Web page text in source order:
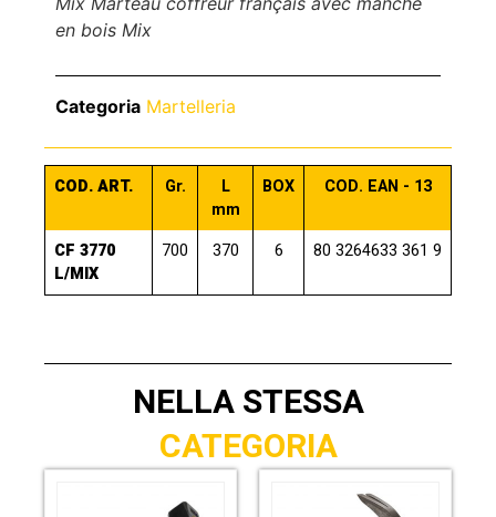
en bois Mix
Categoria Martelleria
COD. ART. Gr.
L
mm
BOX COD. EAN - 13
CF 3770
L/MIX
700 370 6 80 3264633 361 9
NELLA STESSA
CATEGORIA